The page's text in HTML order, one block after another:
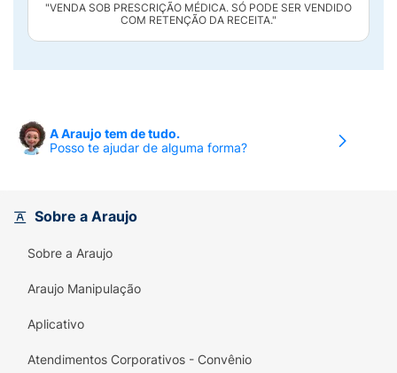
"VENDA SOB PRESCRIÇÃO MÉDICA. SÓ PODE SER VENDIDO
COM RETENÇÃO DA RECEITA."
A Araujo tem de tudo.
Posso te ajudar de alguma forma?
Sobre a Araujo
Sobre a Araujo
Araujo Manipulação
Aplicativo
Atendimentos Corporativos - Convênio